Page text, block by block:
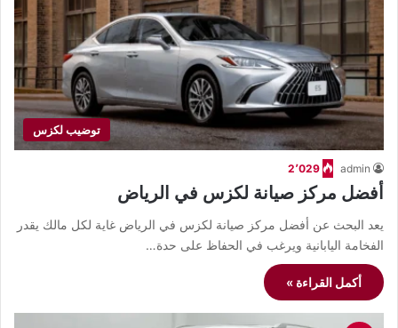
توضيب لكزس
admin 2٬029
أفضل مركز صيانة لكزس في الرياض
يعد البحث عن أفضل مركز صيانة لكزس في الرياض غاية لكل مالك يقدر
الفخامة اليابانية ويرغب في الحفاظ على حدة…
أكمل القراءة »